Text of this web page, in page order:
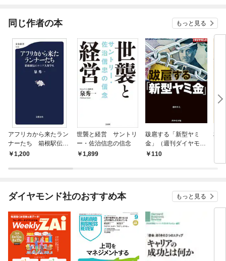
同じ作者の本 もっと見る
アフリカから来たラン
ナーたち 箱根駅伝の
ケニア人留学生
1,200
世襲と経営 サントリ
ー・佐治信忠の信念
1,899
跋扈する「新型ヤミ
金」（週刊ダイヤモン
ド特集BOOKS Vol.4
110
相
ダイヤモンド社のおすすめ本 もっと見る